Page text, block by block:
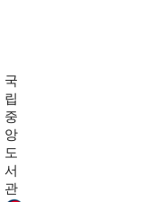
국
립
중
앙
도
서
관